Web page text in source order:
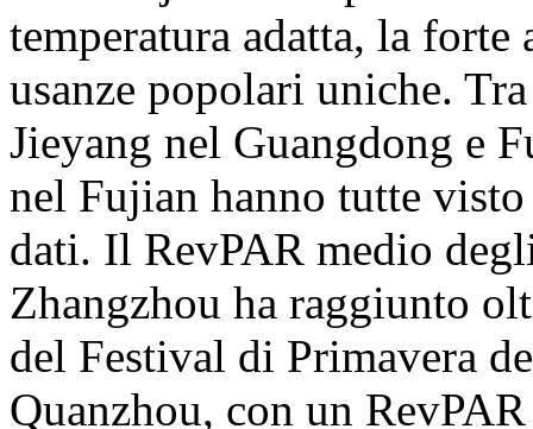
temperatura adatta, la forte
usanze popolari uniche.
Jieyang nel Guangdong e
nel Fujian hanno tutte
dati. Il RevPAR medio
Zhangzhou ha raggiunto
del Festival di Primavera
Quanzhou, con un